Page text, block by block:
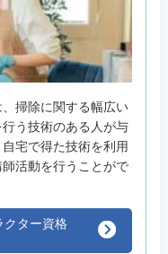
掃除に関する幅広い
う技術のある人が与
宅で得た技術を利用
活動を行うことがで
クター資格